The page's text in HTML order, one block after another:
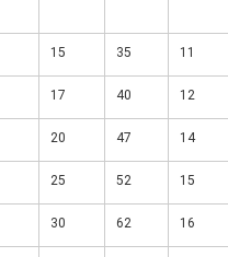
15 35 11
17 40 12
20 47 14
25 52 15
30 62 16